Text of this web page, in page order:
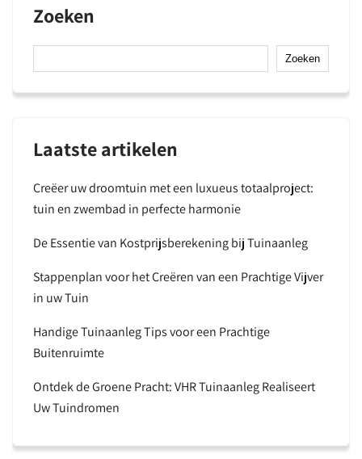
Zoeken
Zoeken
Laatste artikelen
Creëer uw droomtuin met een luxueus totaalproject:
tuin en zwembad in perfecte harmonie
De Essentie van Kostprijsberekening bij Tuinaanleg
Stappenplan voor het Creëren van een Prachtige Vijver
in uw Tuin
Handige Tuinaanleg Tips voor een Prachtige
Buitenruimte
Ontdek de Groene Pracht: VHR Tuinaanleg Realiseert
Uw Tuindromen